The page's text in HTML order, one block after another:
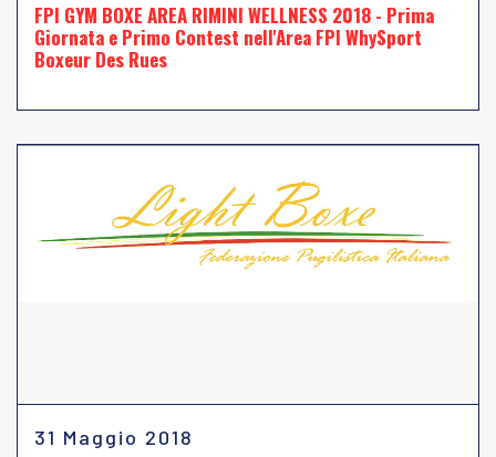
FPI GYM BOXE AREA RIMINI WELLNESS 2018 - Prima
Giornata e Primo Contest nell'Area FPI WhySport
Boxeur Des Rues
31 Maggio 2018